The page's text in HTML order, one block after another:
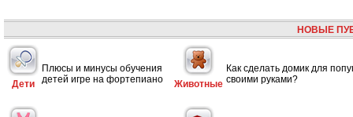
НОВЫЕ
Дети
Плюсы и минусы обучения
детей игре на фортепиано
Животные
Как сделать домик для
своими руками?